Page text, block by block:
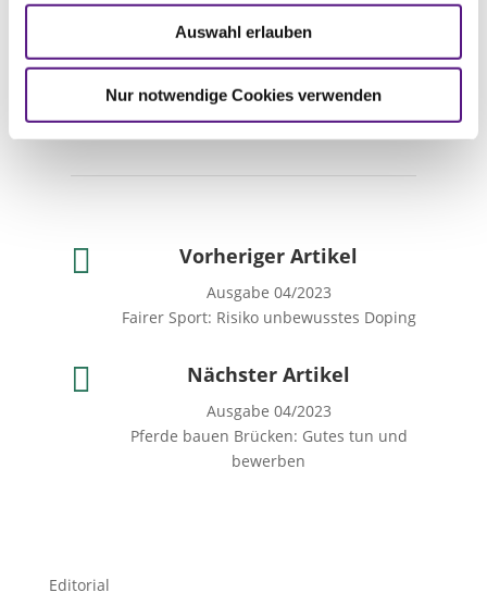
Auswahl erlauben
Nur notwendige Cookies verwenden
Tempounterschieden über Zirkel verkleinern
und vergrößern bis hin zu ganzen Paraden
Lina Otto
 Vorheriger Artikel
Ausgabe 04/2023
Fairer Sport: Risiko unbewusstes Doping
 Nächster Artikel
Ausgabe 04/2023
Pferde bauen Brücken: Gutes tun und
bewerben
Editorial